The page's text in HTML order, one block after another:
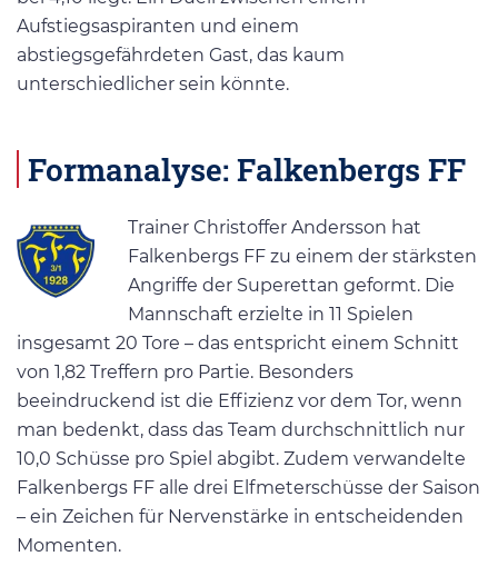
Aufstiegsaspiranten und einem
abstiegsgefährdeten Gast, das kaum
unterschiedlicher sein könnte.
Formanalyse: Falkenbergs FF
Trainer Christoffer Andersson hat
Falkenbergs FF zu einem der stärksten
Angriffe der Superettan geformt. Die
Mannschaft erzielte in 11 Spielen
insgesamt 20 Tore – das entspricht einem Schnitt
von 1,82 Treffern pro Partie. Besonders
beeindruckend ist die Effizienz vor dem Tor, wenn
man bedenkt, dass das Team durchschnittlich nur
10,0 Schüsse pro Spiel abgibt. Zudem verwandelte
Falkenbergs FF alle drei Elfmeterschüsse der Saison
– ein Zeichen für Nervenstärke in entscheidenden
Momenten.